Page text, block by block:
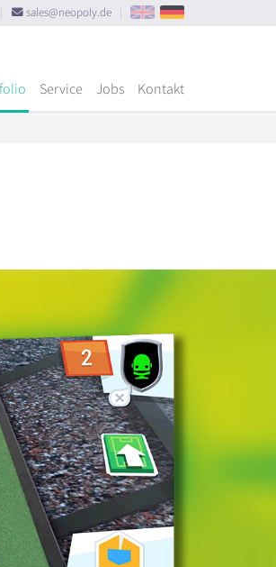
sales@neopoly.de
Service Jobs Kontakt